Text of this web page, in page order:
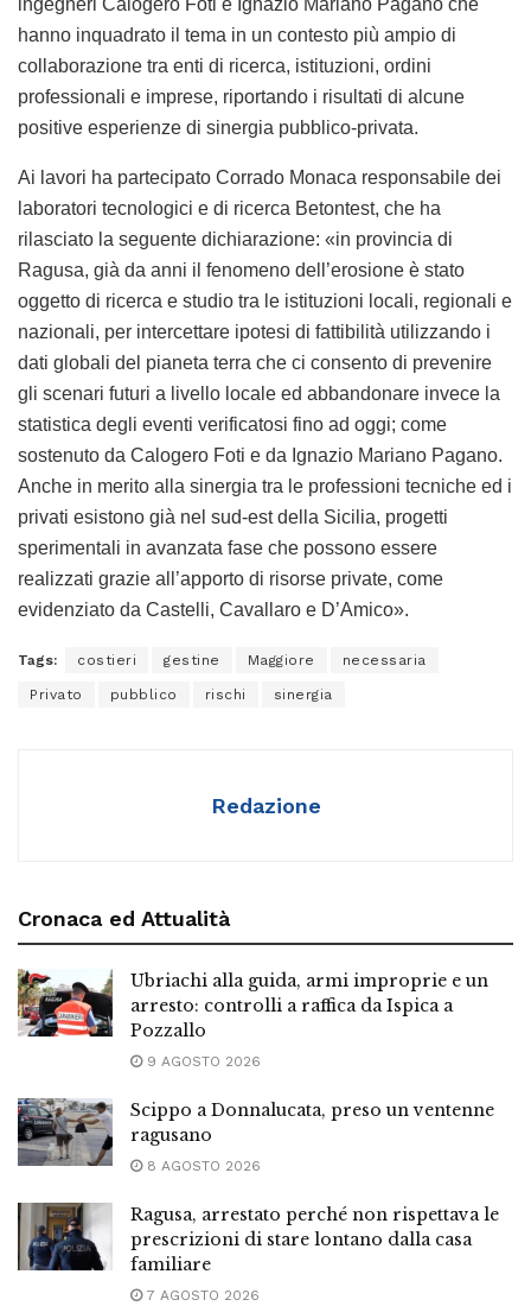
ingegneri Calogero Foti e Ignazio Mariano Pagano che
hanno inquadrato il tema in un contesto più ampio di
collaborazione tra enti di ricerca, istituzioni, ordini
professionali e imprese, riportando i risultati di alcune
positive esperienze di sinergia pubblico-privata.
Ai lavori ha partecipato Corrado Monaca responsabile dei
laboratori tecnologici e di ricerca Betontest, che ha
rilasciato la seguente dichiarazione: «in provincia di
Ragusa, già da anni il fenomeno dell’erosione è stato
oggetto di ricerca e studio tra le istituzioni locali, regionali e
nazionali, per intercettare ipotesi di fattibilità utilizzando i
dati globali del pianeta terra che ci consento di prevenire
gli scenari futuri a livello locale ed abbandonare invece la
statistica degli eventi verificatosi fino ad oggi; come
sostenuto da Calogero Foti e da Ignazio Mariano Pagano.
Anche in merito alla sinergia tra le professioni tecniche ed i
privati esistono già nel sud-est della Sicilia, progetti
sperimentali in avanzata fase che possono essere
realizzati grazie all’apporto di risorse private, come
evidenziato da Castelli, Cavallaro e D’Amico».
Tags: costieri gestine Maggiore necessaria
Privato pubblico rischi sinergia
Redazione
Cronaca ed Attualità
Ubriachi alla guida, armi improprie e un
arresto: controlli a raffica da Ispica a
Pozzallo
9 AGOSTO 2026
Scippo a Donnalucata, preso un ventenne
ragusano
8 AGOSTO 2026
Ragusa, arrestato perché non rispettava le
prescrizioni di stare lontano dalla casa
familiare
7 AGOSTO 2026